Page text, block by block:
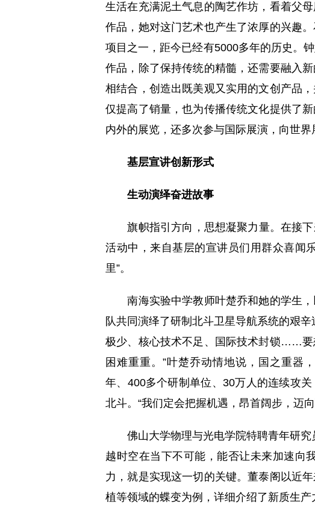
生活在充满泥土气息的陶艺作坊，看着父
作品，她对这门艺术也产生了浓厚的兴趣
项目之一，距今已经有5000多年的历史。
作品，除了保持传统的精髓，还需要融入
相结合，创造出既美观又实用的文创产品
仅提高了销量，也为传播传统文化提供了
内外的展览，还多次参与国际展演，向世界
基层宣讲创新形式
生动演绎奋进故事
旗帜指引方向，思想凝聚力量。在接下
活动中，来自基层的宣讲员们用群众喜闻
里”。
南海实验中学教师叶楚乔和她的学生，
队共同演绎了研制北斗卫星导航系统的艰
极少、核心技术不足、国际技术封锁……要
困难重重。”叶楚乔动情地说，国之重器
年、400多个研制单位、30万人的连续攻
北斗。“我们定会把握机遇，昂首阔步，迈
佛山大学物理与光电学院特聘青年研究
越时空在当下不可能，能否让未来加速向
力，就是实现这一切的关键。董泰阁以近
植等领域的蝶变为例，详细介绍了新质生